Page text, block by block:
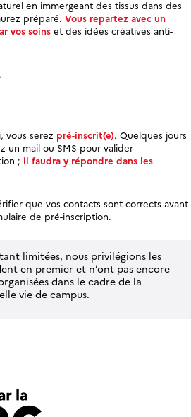
en immergeant des tissus dans des
préparé. Vous repartez avec un
vos soins et des idées créatives anti-
vous serez pré-inscrit(e) . Quelques jours
un mail ou SMS pour valider
; il faudra y répondre dans les
que vos contacts sont corrects avant
de pré-inscription.
limitées, nous privilégions les
en premier et n’ont pas encore
dans le cadre de la
vie de campus.